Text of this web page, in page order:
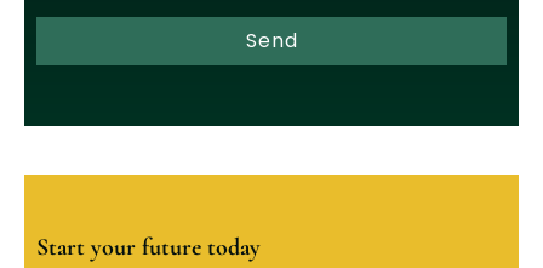
Send
Start your future today